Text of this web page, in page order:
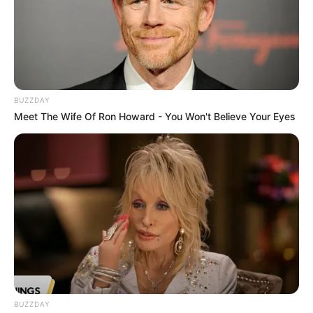
Biodata, Profil, dan Fakta Hu Yi Tian
Foto – foto Suzu Hirose
1. Berpose dengan piala penghargaan yang didapatnya
BUZZDAY
Meet The Wife Of Ron Howard - You Won't Believe Your Eyes
BUZZDAY